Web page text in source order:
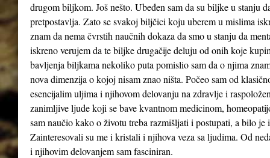
drugom biljkom. Još nešto. Ubeđen sam da su biljke u stanju
pretpostavlja. Zato se svakoj biljčici koju uberem u mislima
znam da nema čvrstih naučnih dokaza da smo u stanju da
iskreno verujem da te biljke drugačije deluju od onih koje
bavljenja biljkama nekoliko puta pomislio sam da o njima
nova dimenzija o kojoj nisam znao ništa. Počeo sam od
esencijalim uljima i njihovom delovanju na zdravlje i
zanimljive ljude koji se bave kvantnom medicinom,
sam naučio kako o životu treba razmišljati i postupati, a bilo
Zainteresovali su me i kristali i njihova veza sa ljudima. Od
i njihovim delovanjem sam fasciniran.